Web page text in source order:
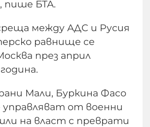
пише БТА.
между АДС и Русия
равнище се
през април
Мали, Буркина Фасо
управляват от военни
на власт с преврати